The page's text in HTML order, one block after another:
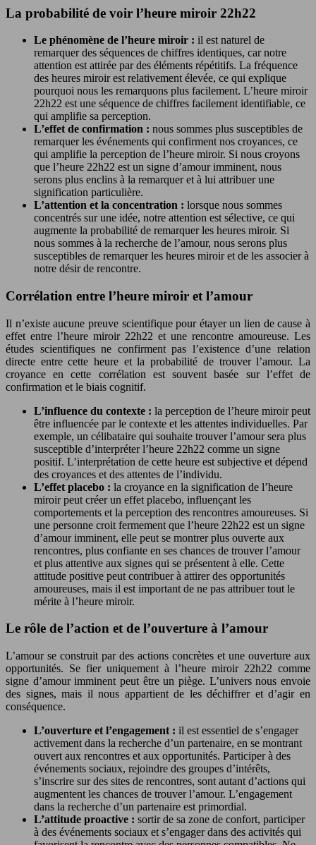
La probabilité de voir l’heure miroir 22h22
Le phénomène de l’heure miroir : il est naturel de
remarquer des séquences de chiffres identiques, car notre
attention est attirée par des éléments répétitifs. La fréquence
des heures miroir est relativement élevée, ce qui explique
pourquoi nous les remarquons plus facilement. L’heure miroir
22h22 est une séquence de chiffres facilement identifiable, ce
qui amplifie sa perception.
L’effet de confirmation : nous sommes plus susceptibles de
remarquer les événements qui confirment nos croyances, ce
qui amplifie la perception de l’heure miroir. Si nous croyons
que l’heure 22h22 est un signe d’amour imminent, nous
serons plus enclins à la remarquer et à lui attribuer une
signification particulière.
L’attention et la concentration : lorsque nous sommes
concentrés sur une idée, notre attention est sélective, ce qui
augmente la probabilité de remarquer les heures miroir. Si
nous sommes à la recherche de l’amour, nous serons plus
susceptibles de remarquer les heures miroir et de les associer à
notre désir de rencontre.
Corrélation entre l’heure miroir et l’amour
Il n’existe aucune preuve scientifique pour étayer un lien de cause à
effet entre l’heure miroir 22h22 et une rencontre amoureuse. Les
études scientifiques ne confirment pas l’existence d’une relation
directe entre cette heure et la probabilité de trouver l’amour. La
croyance en cette corrélation est souvent basée sur l’effet de
confirmation et le biais cognitif.
L’influence du contexte : la perception de l’heure miroir peut
être influencée par le contexte et les attentes individuelles. Par
exemple, un célibataire qui souhaite trouver l’amour sera plus
susceptible d’interpréter l’heure 22h22 comme un signe
positif. L’interprétation de cette heure est subjective et dépend
des croyances et des attentes de l’individu.
L’effet placebo : la croyance en la signification de l’heure
miroir peut créer un effet placebo, influençant les
comportements et la perception des rencontres amoureuses. Si
une personne croit fermement que l’heure 22h22 est un signe
d’amour imminent, elle peut se montrer plus ouverte aux
rencontres, plus confiante en ses chances de trouver l’amour
et plus attentive aux signes qui se présentent à elle. Cette
attitude positive peut contribuer à attirer des opportunités
amoureuses, mais il est important de ne pas attribuer tout le
mérite à l’heure miroir.
Le rôle de l’action et de l’ouverture à l’amour
L’amour se construit par des actions concrètes et une ouverture aux
opportunités. Se fier uniquement à l’heure miroir 22h22 comme
signe d’amour imminent peut être un piège. L’univers nous envoie
des signes, mais il nous appartient de les déchiffrer et d’agir en
conséquence.
L’ouverture et l’engagement : il est essentiel de s’engager
activement dans la recherche d’un partenaire, en se montrant
ouvert aux rencontres et aux opportunités. Participer à des
événements sociaux, rejoindre des groupes d’intérêts,
s’inscrire sur des sites de rencontres, sont autant d’actions qui
augmentent les chances de trouver l’amour. L’engagement
dans la recherche d’un partenaire est primordial.
L’attitude proactive : sortir de sa zone de confort, participer
à des événements sociaux et s’engager dans des activités qui